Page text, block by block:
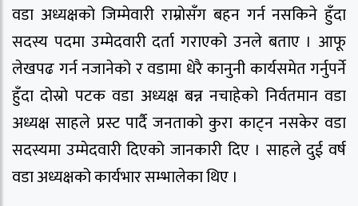
वडा अध्यक्षको जिम्मेवारी राम्रोसँग बहन गर्न नसकिने हुँदा
सदस्य पदमा उम्मेदवारी दर्ता गराएको उनले बताए । आफू
लेखपढ गर्न नजानेको र वडामा धेरै कानुनी कार्यसमेत गर्नुपर्ने
हुँदा दोस्रो पटक वडा अध्यक्ष बन्न नचाहेको निर्वतमान वडा
अध्यक्ष साहले प्रस्ट पार्दै जनताको कुरा काट्न नसकेर वडा
सदस्यमा उम्मेदवारी दिएको जानकारी दिए । साहले दुई वर्ष
वडा अध्यक्षको कार्यभार सम्भालेका थिए ।